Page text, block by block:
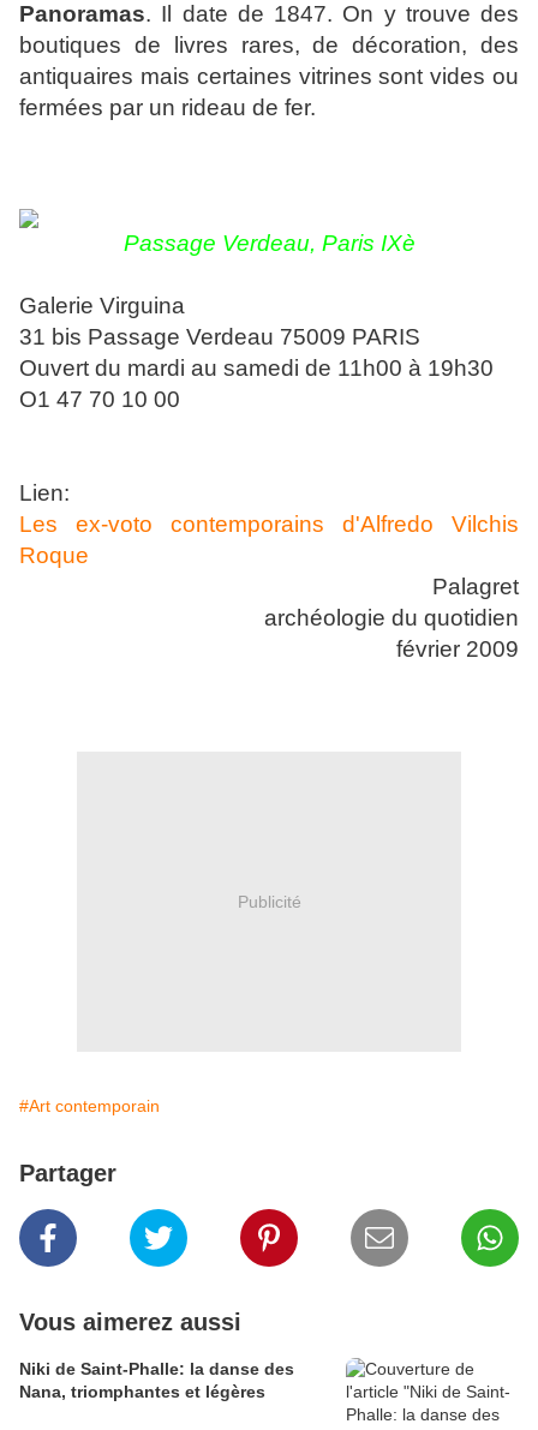
Panoramas. Il date de 1847. On y trouve des
boutiques de livres rares, de décoration, des
antiquaires mais certaines vitrines sont vides ou
fermées par un rideau de fer.
Passage Verdeau, Paris IXè
Galerie Virguina
31 bis Passage Verdeau 75009 PARIS
Ouvert du mardi au samedi de 11h00 à 19h30
O1 47 70 10 00
Lien:
Les ex-voto contemporains d'Alfredo Vilchis
Roque
Palagret
archéologie du quotidien
février 2009
Publicité
#Art contemporain
Partager
Vous aimerez aussi
Niki de Saint-Phalle: la danse des
Nana, triomphantes et légères